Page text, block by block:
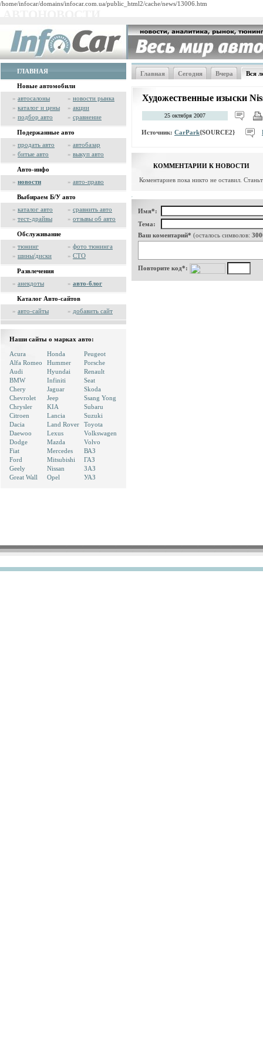
/home/infocar/domains/infocar.com.ua/public_html2/cache/news/13006.htm
ГЛАВНАЯ
Новые автомобили
» автосалоны » новости рынка
» каталог и цены » акции
» подбор авто » сравнение
Подержанные авто
» продать авто » автобазар
» битые авто » выкуп авто
Авто-инфо
» новости » авто-право
Выбираем Б/У авто
» каталог авто » сравнить авто
» тест-драйвы » отзывы об авто
Обслуживание
» тюнинг » фото тюнинга
» шины/диски » СТО
Развлечения
» анекдоты » авто-блог
Каталог Авто-сайтов
» авто-сайты » добавить сайт
Наши сайты о марках авто:
Acura
Alfa Romeo
Audi
BMW
Chery
Chevrolet
Chrysler
Citroen
Dacia
Daewoo
Dodge
Fiat
Ford
Geely
Great Wall
Honda
Hummer
Hyundai
Infiniti
Jaguar
Jeep
KIA
Lancia
Land Rover
Lexus
Mazda
Mercedes
Mitsubishi
Nissan
Opel
Peugeot
Porsche
Renault
Seat
Skoda
Ssang Yong
Subaru
Suzuki
Toyota
Volkswagen
Volvo
ВАЗ
ГАЗ
ЗАЗ
УАЗ
Главная Сегодня Вчера Вся
Художественные изыски
25 октября 2007
Источник: CarPark{SOURCE2}
КОММЕНТАРИИ К НОВОСТИ
Коментариев пока никто не оставил.
Имя*:
Тема:
Ваш коментарий* (осталось символов:
Повторите код*: